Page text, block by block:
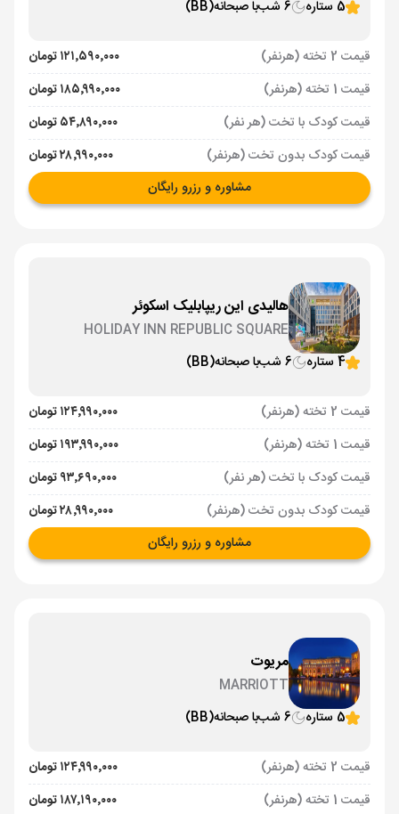
5 ستاره 6 شب با صبحانه(BB)
قیمت 2 تخته (هرنفر)
۱۲۱٬۵۹۰٬۰۰۰ تومان
قیمت 1 تخته (هرنفر)
۱۸۵٬۹۹۰٬۰۰۰ تومان
قیمت کودک با تخت (هر نفر)
۵۴٬۸۹۰٬۰۰۰ تومان
قیمت کودک بدون تخت (هرنفر)
۲۸٬۹۹۰٬۰۰۰ تومان
مشاوره و رزرو رایگان
هالیدی این ریپابلیک اسکوئر
HOLIDAY INN REPUBLIC SQUARE
4 ستاره
6 شب با صبحانه(BB)
قیمت 2 تخته (هرنفر)
۱۲۴٬۹۹۰٬۰۰۰ تومان
قیمت 1 تخته (هرنفر)
۱۹۳٬۹۹۰٬۰۰۰ تومان
قیمت کودک با تخت (هر نفر)
۹۳٬۶۹۰٬۰۰۰ تومان
قیمت کودک بدون تخت (هرنفر)
۲۸٬۹۹۰٬۰۰۰ تومان
مشاوره و رزرو رایگان
مریوت
MARRIOTT
5 ستاره
6 شب با صبحانه(BB)
قیمت 2 تخته (هرنفر)
۱۲۴٬۹۹۰٬۰۰۰ تومان
قیمت 1 تخته (هرنفر)
۱۸۷٬۱۹۰٬۰۰۰ تومان